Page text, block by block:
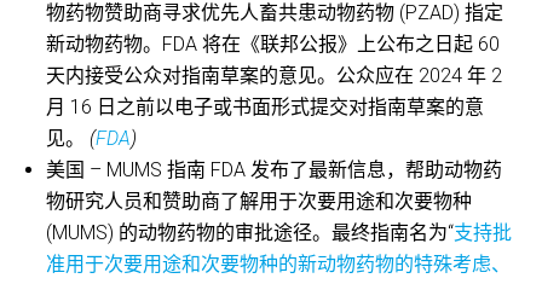
物药物赞助商寻求优先人畜共患动物药物 (PZAD) 指定
新动物药物。FDA 将在《联邦公报》上公布之日起 60
天内接受公众对指南草案的意见。公众应在 2024 年 2
月 16 日之前以电子或书面形式提交对指南草案的意
见。 (FDA)
美国 – MUMS 指南 FDA 发布了最新信息，帮助动物药
物研究人员和赞助商了解用于次要用途和次要物种
(MUMS) 的动物药物的审批途径。最终指南名为“支持批
准用于次要用途和次要物种的新动物药物的特殊考虑、